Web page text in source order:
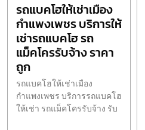
รถแบคโฮให้เช่าเมือง
กำแพงเพชร บริการให้
เช่ารถแบคโฮ รถ
แม็คโครรับจ้าง ราคา
ถูก
รถแบคโฮให้เช่าเมือง
กำแพงเพชร บริการรถแบคโฮ
ให้เช่า รถแม็คโครรับจ้าง รับ